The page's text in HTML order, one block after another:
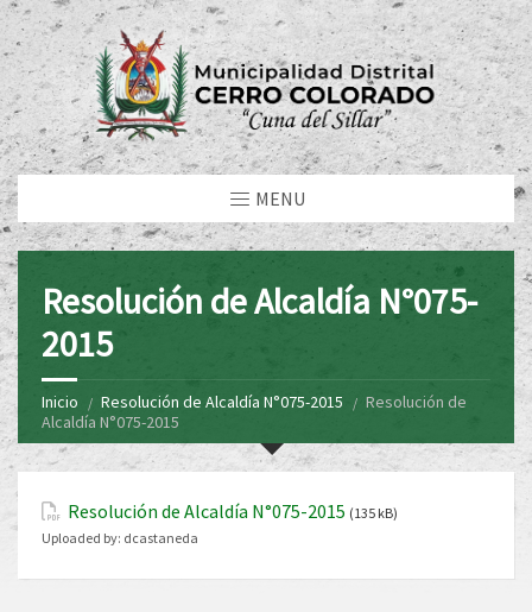
MENU
Resolución de Alcaldía N°075-
2015
Inicio Resolución de Alcaldía N°075-2015
Resolución de
Alcaldía N°075-2015
Resolución de Alcaldía N°075-2015 (135 kB)
Uploaded by: dcastaneda